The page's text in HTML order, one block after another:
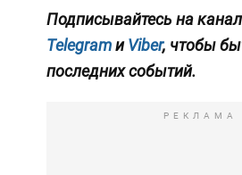
Подписывайтесь на
TelegramиViber, чтобы
последних событий.
РЕКЛАМА